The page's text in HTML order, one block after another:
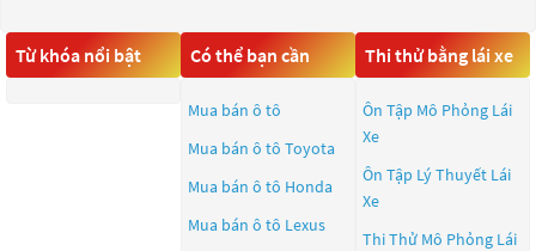
Từ khóa nổi bật Có thể bạn cần
Mua bán ô tô
Mua bán ô tô Toyota
Mua bán ô tô Honda
Mua bán ô tô Lexus
Thi thử bằng lái xe
Ôn Tập Mô Phỏng Lái
Xe
Ôn Tập Lý Thuyết Lái
Xe
Thi Thử Mô Phỏng Lái